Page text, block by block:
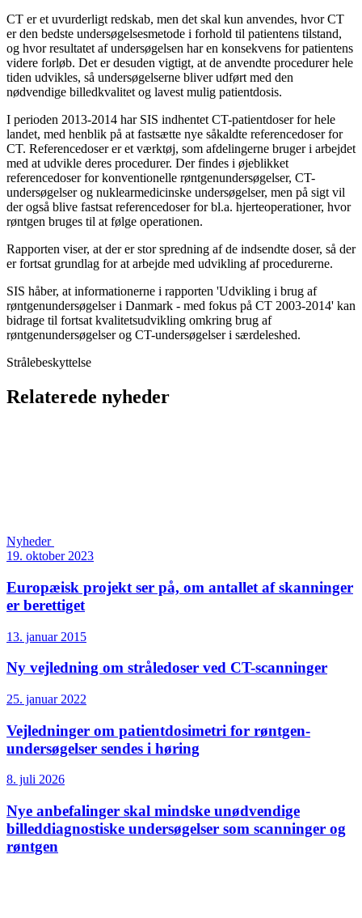
CT er et uvurderligt redskab, men det skal kun anvendes, hvor CT
er den bedste undersøgelsesmetode i forhold til patientens tilstand,
og hvor resultatet af undersøgelsen har en konsekvens for patientens
videre forløb. Det er desuden vigtigt, at de anvendte procedurer hele
tiden udvikles, så undersøgelserne bliver udført med den
nødvendige billedkvalitet og lavest mulig patientdosis.
I perioden 2013-2014 har SIS indhentet CT-patientdoser for hele
landet, med henblik på at fastsætte nye såkaldte referencedoser for
CT. Referencedoser er et værktøj, som afdelingerne bruger i arbejdet
med at udvikle deres procedurer. Der findes i øjeblikket
referencedoser for konventionelle røntgenundersøgelser, CT-
undersøgelser og nuklearmedicinske undersøgelser, men på sigt vil
der også blive fastsat referencedoser for bl.a. hjerteoperationer, hvor
røntgen bruges til at følge operationen.
Rapporten viser, at der er stor spredning af de indsendte doser, så der
er fortsat grundlag for at arbejde med udvikling af procedurerne.
SIS håber, at informationerne i rapporten 'Udvikling i brug af
røntgenundersøgelser i Danmark - med fokus på CT 2003-2014' kan
bidrage til fortsat kvalitetsudvikling omkring brug af
røntgenundersøgelser og CT-undersøgelser i særdeleshed.
Strålebeskyttelse
Relaterede nyheder
Nyheder
19. oktober 2023
Europæisk projekt ser på, om antallet af skanninger
er berettiget
13. januar 2015
Ny vejledning om stråledoser ved CT-scanninger
25. januar 2022
Vejledninger om patient­dosimetri for røntgen­
undersøgelser sendes i høring
8. juli 2026
Nye anbefalinger skal mindske unødvendige
billeddiagnostiske undersøgelser som scanninger og
røntgen